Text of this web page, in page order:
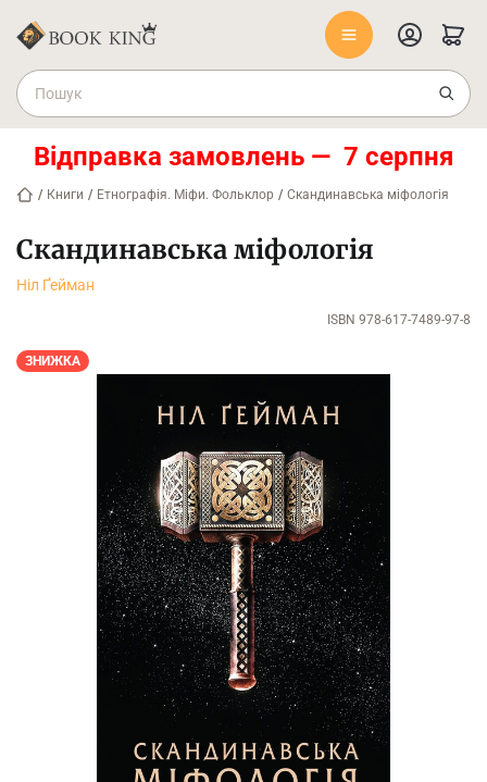
Відправка замовлень — 7 серпня
/ Книги / Етнографія. Міфи. Фольклор / Скандинавська міфологія
Скандинавська міфологія
Ніл Ґейман
ISBN 978-617-7489-97-8
ЗНИЖКА